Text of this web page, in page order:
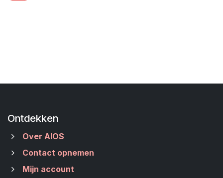
Ontdekken
Over AIOS
Contact opnemen
Mijn account